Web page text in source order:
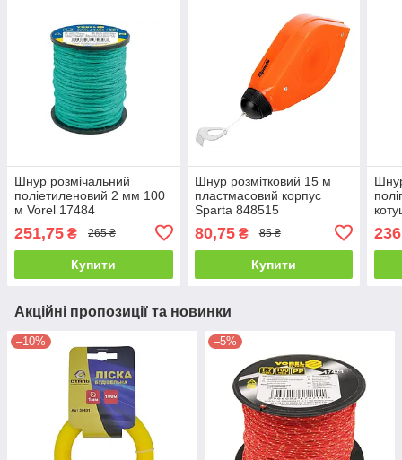
Шнур розмічальний
поліетиленовий 2 мм 100
м Vorel 17484
251,75 ₴ 265 ₴
Купити
Шнур розмітковий 15 м
пластмасовий корпус
Sparta 848515
80,75₴ 85 ₴
Купити
Акційні пропозиції та новинки
–10% –5%